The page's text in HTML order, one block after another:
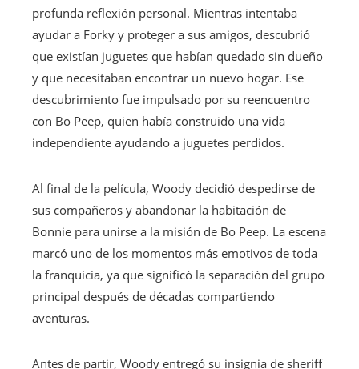
profunda reflexión personal. Mientras intentaba
ayudar a Forky y proteger a sus amigos, descubrió
que existían juguetes que habían quedado sin dueño
y que necesitaban encontrar un nuevo hogar. Ese
descubrimiento fue impulsado por su reencuentro
con Bo Peep, quien había construido una vida
independiente ayudando a juguetes perdidos.
Al final de la película, Woody decidió despedirse de
sus compañeros y abandonar la habitación de
Bonnie para unirse a la misión de Bo Peep. La escena
marcó uno de los momentos más emotivos de toda
la franquicia, ya que significó la separación del grupo
principal después de décadas compartiendo
aventuras.
Antes de partir, Woody entregó su insignia de sheriff